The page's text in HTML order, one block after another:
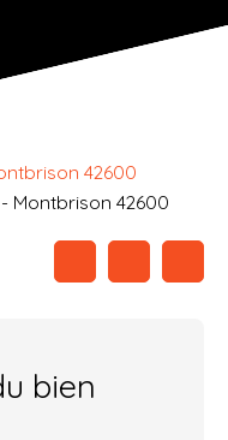
42600
Montbrison 42600
bien